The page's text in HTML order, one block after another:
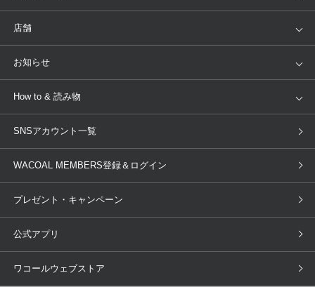
トピックス
WACOAL
AMPHI une nana cool
OUR WACOAL
WACOAL Remamma
Licensed Brands
店舗
店舗を探す
ブラ無料診断
3Dボディスキャン
お知らせ
新着情報
商品回収
ニュース＆トピックス
How to & 読み物
下着の基礎知識
ブラパン ワコールスタイル
大人の工場見学inベトナム 人間科学研究開発センター見学
店舗体験記（マンガ）
ワコールカルネアプリ使い方ガイ
SNSアカウント一覧
WACOAL MEMBERS登録＆ログイン
プレゼント・キャンペーン
公式アプリ
ワコールウェブストア